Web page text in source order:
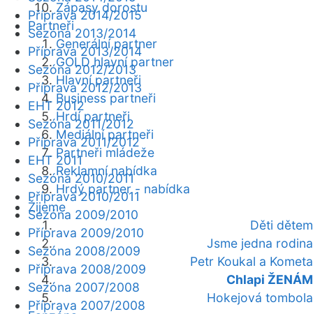
Zápasy dorostu
Partneři
Generální partner
GOLD hlavní partner
Hlavní partneři
Business partneři
Hrdí partneři
Mediální partneři
Partneři mládeže
Reklamní nabídka
Hrdý partner - nabídka
Žijeme
Děti dětem
Jsme jedna rodina
Petr Koukal a Kometa
Chlapi ŽENÁM
Hokejová tombola
Příprava 2014/2015
Sezóna 2013/2014
Příprava 2013/2014
Sezóna 2012/2013
Příprava 2012/2013
EHT 2012
Sezóna 2011/2012
Příprava 2011/2012
EHT 2011
Sezóna 2010/2011
Příprava 2010/2011
Sezóna 2009/2010
Příprava 2009/2010
Sezóna 2008/2009
Příprava 2008/2009
Sezóna 2007/2008
Příprava 2007/2008